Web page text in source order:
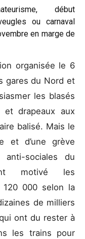
début
ou carnaval
en marge de
organisée le 6
gares du Nord et
les blasés
drapeaux aux
balisé. Mais le
et d’une grève
sociales du
motivé les
120 000 selon la
de milliers
ont du rester à
les trains pour